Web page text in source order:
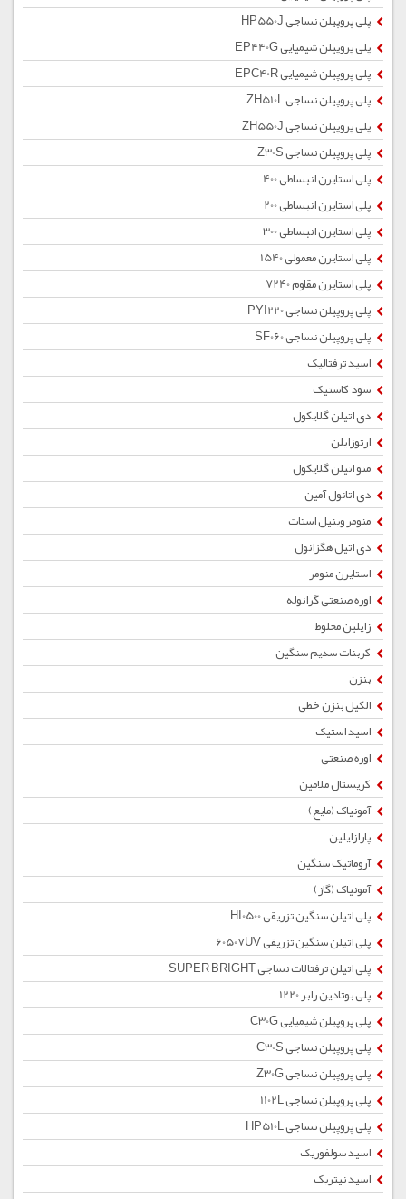
پلی پروپیلن نساجی HP550J
پلی پروپیلن شیمیایی EP440G
پلی پروپیلن شیمیایی EPC40R
پلی پروپیلن نساجی ZH510L
پلی پروپیلن نساجی ZH550J
پلی پروپیلن نساجی Z30S
پلی استایرن انبساطی 400
پلی استایرن انبساطی 200
پلی استایرن انبساطی 300
پلی استایرن معمولی 1540
پلی استایرن مقاوم 7240
پلی پروپیلن نساجی PYI220
پلی پروپیلن نساجی SF060
اسید ترفتالیک
سود کاستیک
دی اتیلن گلایکول
ارتوزایلن
منو اتیلن گلایکول
دی اتانول آمین
منومر وینیل استات
دی اتیل هگزانول
استایرن منومر
اوره صنعتی گرانوله
زایلین مخلوط
کربنات سدیم سنگین
بنزن
الکیل بنزن خطی
اسید استیک
اوره صنعتی
کریستال ملامین
آمونیاک (مایع)
پارازایلین
آروماتیک سنگین
آمونیاک (گاز)
پلی اتیلن سنگین تزریقی HI0500
پلی اتیلن سنگین تزریقی 60507UV
پلی اتیلن ترفتالات نساجی SUPER BRIGHT
پلی بوتادین رابر 1220
پلی پروپیلن شیمیایی C30G
پلی پروپیلن نساجی C30S
پلی پروپیلن نساجی Z30G
پلی پروپیلن نساجی 1102L
پلی پروپیلن نساجی HP510L
اسید سولفوریک
اسید نیتریک